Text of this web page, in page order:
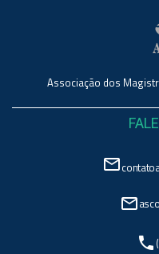
Associação dos
mail_outline
mail_outline
phone